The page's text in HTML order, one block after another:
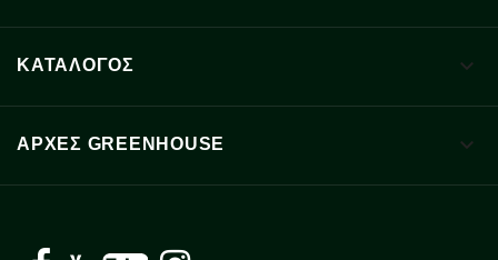
ΚΑΤΑΛΟΓΟΣ 
ΑΡΧΈΣ GREENHOUSE 